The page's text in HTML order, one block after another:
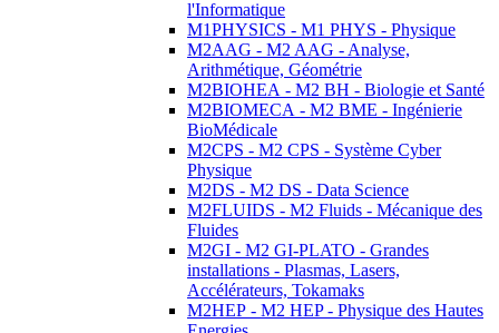
l'Informatique
M1PHYSICS - M1 PHYS - Physique
M2AAG - M2 AAG - Analyse,
Arithmétique, Géométrie
M2BIOHEA - M2 BH - Biologie et Santé
M2BIOMECA - M2 BME - Ingénierie
BioMédicale
M2CPS - M2 CPS - Système Cyber
Physique
M2DS - M2 DS - Data Science
M2FLUIDS - M2 Fluids - Mécanique des
Fluides
M2GI - M2 GI-PLATO - Grandes
installations - Plasmas, Lasers,
Accélérateurs, Tokamaks
M2HEP - M2 HEP - Physique des Hautes